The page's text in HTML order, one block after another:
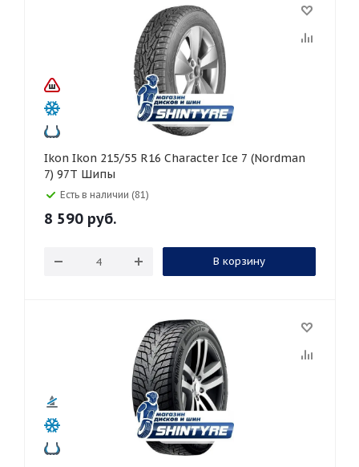
Ikon Ikon 215/55 R16 Character Ice 7 (Nordman
7) 97T Шипы
Есть в наличии (81)
8 590 руб.
В корзину